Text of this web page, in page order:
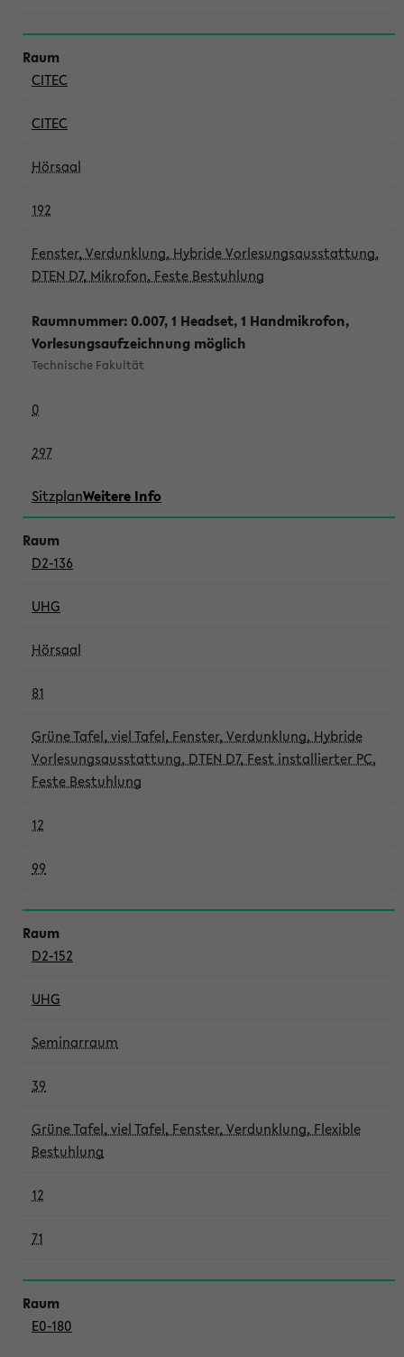
CITEC
CITEC
Hörsaal
192
Fenster, Verdunklung, Hybride Vorlesungsausstattung,
DTEN D7, Mikrofon, Feste Bestuhlung
Raumnummer: 0.007, 1 Headset, 1 Handmikrofon,
Vorlesungsaufzeichnung möglich
Technische Fakultät
0
297
SitzplanWeitere Info
D2-136
UHG
Hörsaal
81
Grüne Tafel, viel Tafel, Fenster, Verdunklung, Hybride
Vorlesungsausstattung, DTEN D7, Fest installierter PC,
Feste Bestuhlung
12
99
D2-152
UHG
Seminarraum
39
Grüne Tafel, viel Tafel, Fenster, Verdunklung, Flexible
Bestuhlung
12
71
E0-180